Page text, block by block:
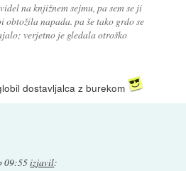
na knjižnem sejmu, pa sem se ji
obtožila napada. pa še tako grdo se
verjetno je gledala otroško
dostavljalca z burekom
09:55izjavil: